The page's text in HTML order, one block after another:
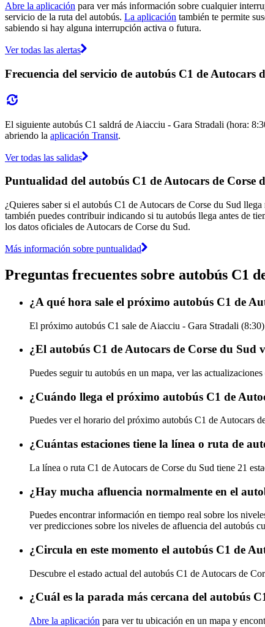
Abre la aplicación para ver más información sobre cualquier
servicio de la ruta del autobús. La aplicación también te permite
sabiendo si hay alguna interrupción activa o futura.
Ver todas las alertas
Frecuencia del servicio de autobús C1 de Autocars
El siguiente autobús C1 saldrá de Aiacciu - Gara Stradali (hora:
abriendo la aplicación Transit.
Ver todas las salidas
Puntualidad del autobús C1 de Autocars de Corse
¿Quieres saber si el autobús C1 de Autocars de Corse du Sud
también puedes contribuir indicando si tu autobús llega antes de
los datos oficiales de Autocars de Corse du Sud.
Más información sobre puntualidad
Preguntas frecuentes sobre autobús C1
¿A qué hora sale el próximo autobús C1 de
El próximo autobús C1 sale de Aiacciu - Gara Stradali
¿El autobús C1 de Autocars de Corse du
Puedes seguir tu autobús en un mapa, ver las
¿Cuándo llega el próximo autobús C1 de
Puedes ver el horario del próximo autobús C1 de Autocars
¿Cuántas estaciones tiene la línea o ruta de
La línea o ruta C1 de Autocars de Corse du Sud tiene 21
¿Hay mucha afluencia normalmente en el
Puedes encontrar información en tiempo real sobre los
ver predicciones sobre los niveles de afluencia del autobús
¿Circula en este momento el autobús C1 de
Descubre el estado actual del autobús C1 de Autocars de
¿Cuál es la parada más cercana del autobús
Abre la aplicación para ver tu ubicación en un mapa y